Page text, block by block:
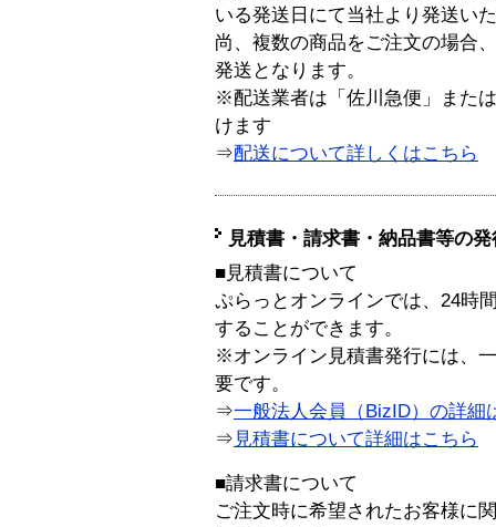
いる発送日にて当社より発送い
尚、複数の商品をご注文の場合
発送となります。
※配送業者は「佐川急便」また
けます
⇒配送について詳しくはこちら
見積書・請求書・納品書等の
■見積書について
ぷらっとオンラインでは、24時
することができます。
※オンライン見積書発行には、
要です。
⇒一般法人会員（BizID）の詳細
⇒ 見積書について詳細はこちら
■請求書について
ご注文時に希望されたお客様に